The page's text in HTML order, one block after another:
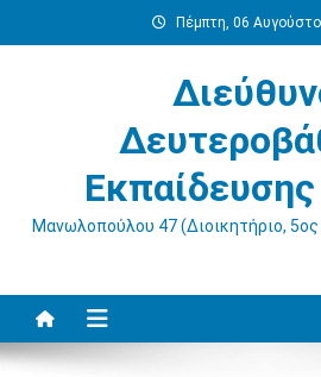
στο
Πέμπτη, 06
Μανωλοπούλου 47 (Διοικητήριο,